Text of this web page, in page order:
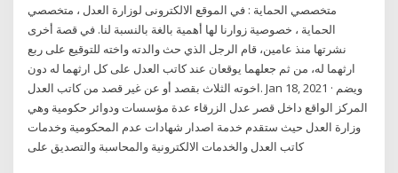
متخصصي الحماية : في الموقع الالكترونى لوزارة العدل ، متخصصي
الحماية ، خصوصية زوارنا لها أهمية بالغة بالنسبة لنا. في قصة أخرى
نشرتها منذ عامين، قام الرجل الذي حث والدته واخته للتوقيع على ربع
ارثهما له، من ثم جعلهما يوقعان عند كاتب العدل على كل ارثهما له دون
اخوته الثلاث بقصد أو عن غير قصد من كاتب العدل. Jan 18, 2021 · ويضم
المركز الواقع داخل قصر عدل الزرقاء عدة مؤسسات ودوائر حكومية وهي
وزارة العدل حيث ستقدم خدمة اصدار شهادات عدم المحكومية وخدمات
كاتب العدل والخدمات الالكترونية والمحاسبة والتصديق على